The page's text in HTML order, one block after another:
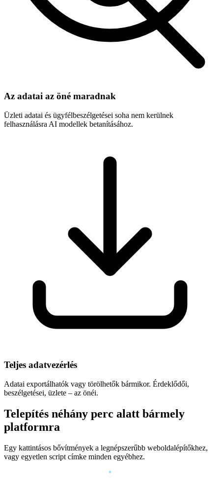
Az adatai az öné maradnak
Üzleti adatai és ügyfélbeszélgetései soha nem kerülnek
felhasználásra AI modellek betanításához.
Teljes adatvezérlés
Adatai exportálhatók vagy törölhetők bármikor. Érdeklődői,
beszélgetései, üzlete – az önéi.
Telepítés néhány perc alatt bármely
platformra
Egy kattintásos bővítmények a legnépszerűbb weboldalépítőkhez,
vagy egyetlen script címke minden egyébhez.